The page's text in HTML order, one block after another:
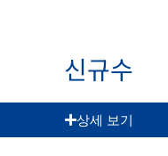
신규수
상세 보기